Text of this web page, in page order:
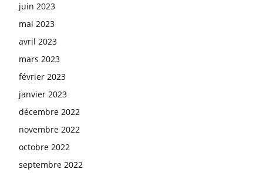
juin 2023
mai 2023
avril 2023
mars 2023
février 2023
janvier 2023
décembre 2022
novembre 2022
octobre 2022
septembre 2022